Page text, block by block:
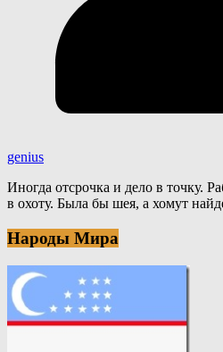
genius
Иногда отсрочка и дело в точку.
в охоту. Была бы шея, а хомут
Народы Мира